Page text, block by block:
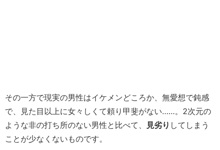
その一方で現実の男性はイケメンどころか、無愛想で鈍感
で、見た目以上に女々しくて頼り甲斐がない……。2次元の
ような非の打ち所のない男性と比べて、
見劣り してしまう
ことが少なくないものです。